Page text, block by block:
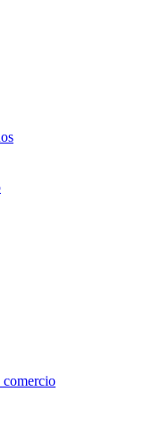
comercio